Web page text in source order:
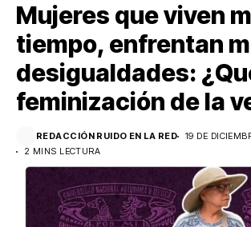
Mujeres que viven
tiempo, enfrentan
desigualdades:
feminización de la
REDACCIÓN RUIDO EN LA RED
19 DE
2 MINS LECTURA